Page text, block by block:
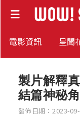
電影資訊 星聞
製片解釋
結篇神秘
發佈日期：2023-